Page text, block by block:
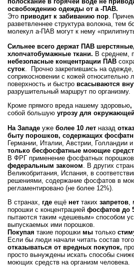
освобождению одежды от а -ПАВ.
Это приводит к забиванию пор.
разветвленнее структура волокна, тем
молекул а-ПАВ могут к нему
Сильнее всего держат ПАВ
хлопчатобумажные ткани. В среднем,
небезопасные концентрации ПАВ
суток. Прочно закрепившись на одежде,
соприкосновении с кожей относительно
поверхность и быстро всасываются
разрушительный маршрут по организму.
Кроме прямого вреда нашему здоровью,
собой большую угрозу для
На Западе уже более 10 лет назад
быту порошков, содержащих
Германии, Италии, Австрии, Голландии
только бесфосфатные моющие
В ФРГ применение фосфатных порошков
федеральным законом. В других
Великобритания, Испания, в
решениями, содержание фосфатов в
регламентировано (не более 12%).
В странах, где ещё нет таких запретов,
порошки с концентрацией фосфатов до
пытаются таким «дешевым» способом
выпускаемых ими порошков.
Покупая такие порошки мы только
Если бы люди начали читать состав
отказываться от вредных покупок,
просто вынуждены искать способы
моющих средств на организм человека.